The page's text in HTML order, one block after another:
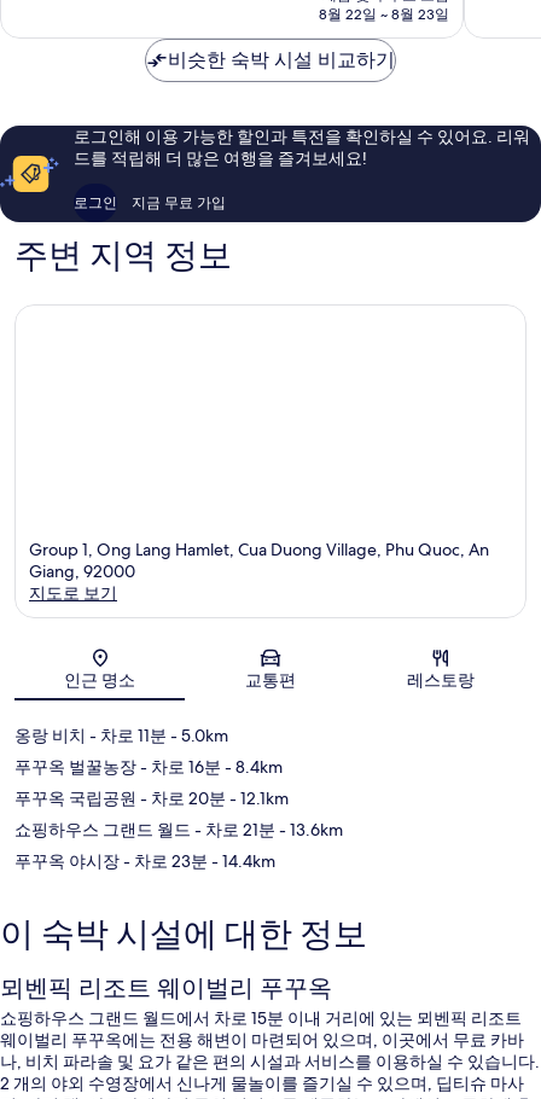
옥
훌
이
후
기
금
₩139,682
8월 22일 ~ 8월 23일
매
해
요,
비슷한 숙박 시설 비교하기
로그인해 이용 가능한 할인과 특전을 확인하실 수 있어요. 리워
드를 적립해 더 많은 여행을 즐겨보세요!
로그인 지금 무료 가입
주변 지역 정보
Group 1, Ong Lang Hamlet, Cua Duong Village, Phu Quoc, An
Giang, 92000
지도로 보기
인근 명소 교통편 레스토랑
옹랑 비치 - 차로 11분 - 5.0km
푸꾸옥 벌꿀농장- 차로 16분 - 8.4km
푸꾸옥 국립공원 - 차로 20분 - 12.1km
쇼핑하우스 그랜드 월드 - 차로 21분 - 13.6km
푸꾸옥 야시장- 차로 23분 - 14.4km
이 숙박 시설에 대한 정보
뫼벤픽 리조트 웨이벌리 푸꾸옥
쇼핑하우스 그랜드 월드에서 차로 15분 이내 거리에 있는 뫼벤픽 리조트
웨이벌리 푸꾸옥에는 전용 해변이 마련되어 있으며, 이곳에서 무료 카바
나, 비치 파라솔 및 요가 같은 편의 시설과 서비스를 이용하실 수 있습니다.
2 개의 야외 수영장에서 신나게 물놀이를 즐기실 수 있으며, 딥티슈 마사